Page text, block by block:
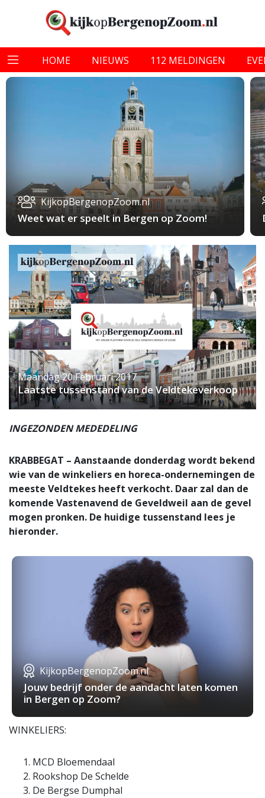
HOME NIEUWS 112 MELDINGEN
KijkopBergenopZoom.nl
Weet wat er speelt in Bergen op Zoom!
Maandag 20 Februari 2017
Laatste tussenstand van de Veldtekeverkoop
INGEZONDEN MEDEDELING
KRABBEGAT – Aanstaande donderdag wordt bekend
wie van de winkeliers en horeca-ondernemingen de
meeste Veldtekes heeft verkocht. Daar zal dan de
komende Vastenavend de Geveldweil aan de gevel
mogen pronken. De huidige tussenstand lees je
hieronder.
KijkopBergenopZoom.nl
Jouw bedrijf onder de aandacht laten komen
in Bergen op Zoom?
WINKELIERS:
MCD Bloemendaal
Rookshop De Schelde
De Bergse Dumphal